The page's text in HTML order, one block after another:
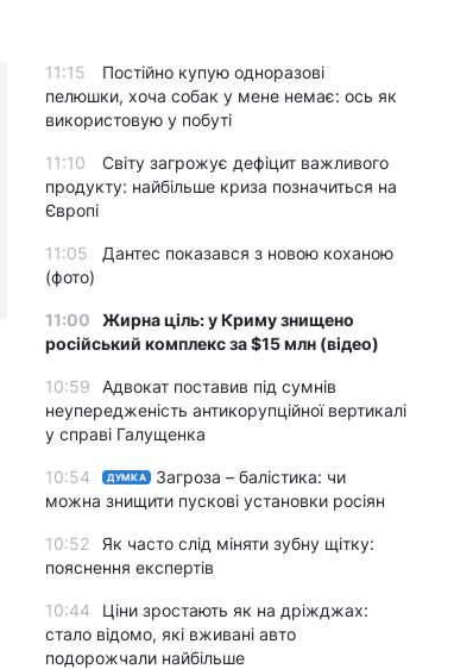
Захоплення Бахмута
призведе до
11:15
Постійно купую одноразові
пелюшки, хоча собак у мене немає: ось як
використовую у побуті
11:10
Світу загрожує дефіцит важливого
продукту: найбільше криза позначиться на
Європі
11:05
Дантес показався з новою коханою
(фото)
11:00
Жирна ціль: у Криму знищено
російський комплекс за $15 млн (відео)
10:59
Адвокат поставив під сумнів
неупередженість антикорупційної вертикалі
у справі Галущенка
10:54 ДУМКА
Загроза – балістика: чи
можна знищити пускові установки росіян
10:52
Як часто слід міняти зубну щітку:
пояснення експертів
10:44
Ціни зростають як на дріжджах:
стало відомо, які вживані авто
подорожчали найбільше